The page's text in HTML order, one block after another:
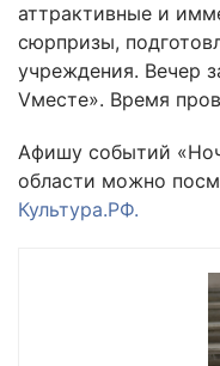
аттрактивные и
сюрпризы,
учреждения. Вечер
Vместе». Время
Афишу событий
области можно
Культура.РФ.